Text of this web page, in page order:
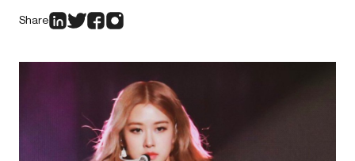
Share